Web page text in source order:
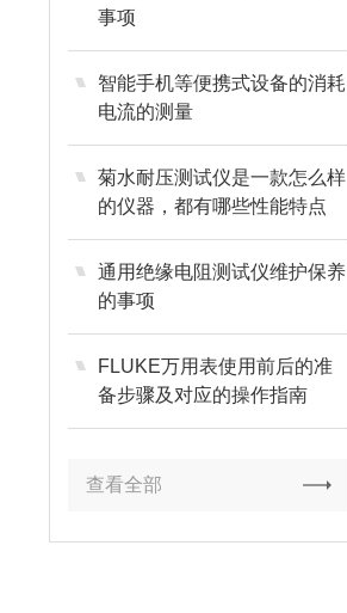
事项
智能手机等便携式设备的消耗
电流的测量
菊水耐压测试仪是一款怎么样
的仪器，都有哪些性能特点
通用绝缘电阻测试仪维护保养
的事项
FLUKE万用表使用前后的准
备步骤及对应的操作指南
查看全部